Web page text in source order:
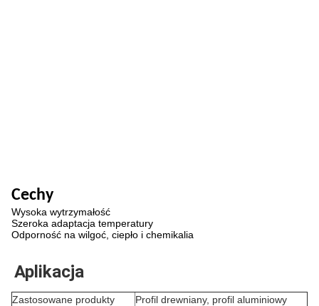
Cechy
Wysoka wytrzymałość
Szeroka adaptacja temperatury
Odporność na wilgoć, ciepło i chemikalia
Aplikacja
Zastosowane produkty
Profil drewniany, profil aluminiowy